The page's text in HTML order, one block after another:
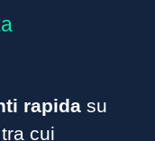
rapida su
cui